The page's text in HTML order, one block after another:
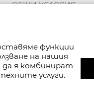
ОБЩИ УСЛОВИЯ
МАГАЗИНИфункции
на нашия
я комбинират
услуги.